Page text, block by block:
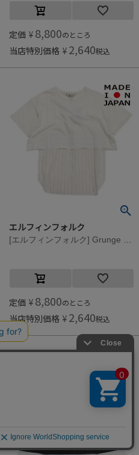
定価 ¥ 8,800のところ
当店特別価格 ¥ 2,640税込
エルフィンフォルク
定価 ¥ 8,800のところ
当店特別価格 ¥ 2,640税込
すか？